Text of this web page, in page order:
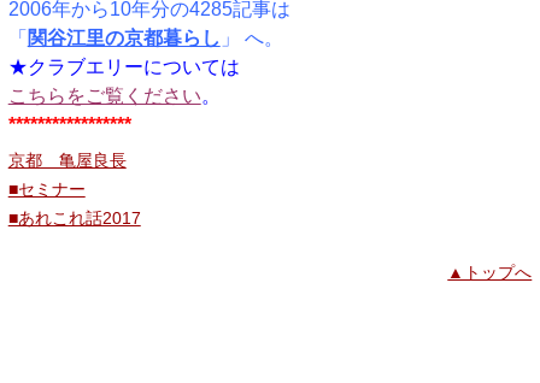
2006年から10年分の4285記事は
「 関谷江里の京都暮らし 」 へ。
★クラブエリーについては
こちらをご覧ください。
*****************
京都 亀屋良長
■セミナー
■あれこれ話2017
▲トップへ